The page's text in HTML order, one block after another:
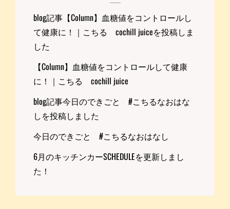
blog記事【Column】血糖値をコントロールし
て健康に！｜こちる cochill juiceを投稿しま
した
【Column】血糖値をコントロールして健康
に！｜こちる cochill juice
blog記事今日のできごと #こちるなおはな
しを投稿しました
今日のできごと #こちるなおはなし
6月のキッチンカーSCHEDULEを更新しまし
た！